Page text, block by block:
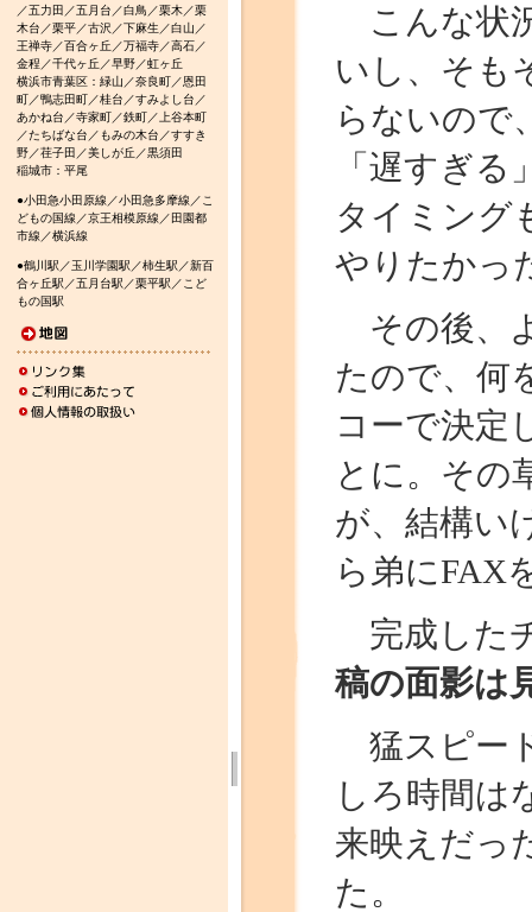
こんな状
いし、そも
らないので
「遅すぎ
タイミング
やりたかっ
その後、
たので、何
コーで決定
とに。その
が、結構い
ら弟にFAX
完成した
稿の面影は
猛スピー
しろ時間は
来映えだっ
た。
／五力田／五月台／白鳥／栗木／栗
木台／栗平／古沢／下麻生／白山／
王禅寺／百合ヶ丘／万福寺／高石／
金程／千代ヶ丘／早野／虹ヶ丘
横浜市青葉区：緑山／奈良町／恩田
町／鴨志田町／桂台／すみよし台／
あかね台／寺家町／鉄町／上谷本町
／たちばな台／もみの木台／すすき
野／荏子田／美しが丘／黒須田
稲城市：平尾
●小田急小田原線／小田急多摩線／こ
どもの国線／京王相模原線／田園都
市線／横浜線
●鶴川駅／玉川学園駅／柿生駅／新百
合ヶ丘駅／五月台駅／栗平駅／こど
もの国駅